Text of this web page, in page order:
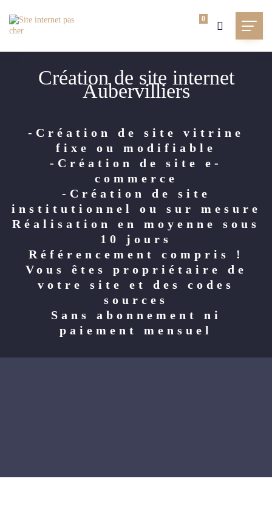
0
Création de site internet
Aubervilliers
-Création de site vitrine
fixe ou modifiable
-Création de site e-
commerce
-Création de site
institutionnel ou sur mesure
Réalisation en moyenne sous
10 jours
Référencement compris !
Vous êtes propriétaire de
votre site et des codes
sources
Sans abonnement ni
paiement mensuel